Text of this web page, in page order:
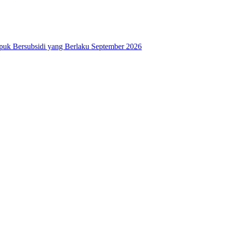
Bersubsidi yang Berlaku September 2026